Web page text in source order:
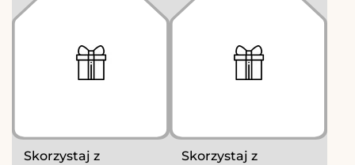
Skorzystaj z
Skorzystaj z